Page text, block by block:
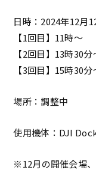
日時：2024年12月
【1回目】11時～
【2回目】13時30分
【3回目】15時30分
場所：調整中
使用機体：DJI
※12月の開催会場